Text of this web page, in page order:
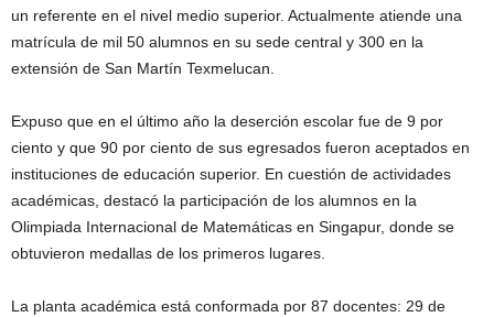
un referente en el nivel medio superior. Actualmente atiende una
matrícula de mil 50 alumnos en su sede central y 300 en la
extensión de San Martín Texmelucan.
Expuso que en el último año la deserción escolar fue de 9 por
ciento y que 90 por ciento de sus egresados fueron aceptados en
instituciones de educación superior. En cuestión de actividades
académicas, destacó la participación de los alumnos en la
Olimpiada Internacional de Matemáticas en Singapur, donde se
obtuvieron medallas de los primeros lugares.
La planta académica está conformada por 87 docentes: 29 de